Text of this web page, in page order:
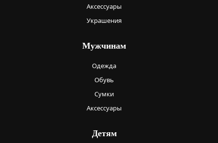
Аксессуары
Украшения
Мужчинам
Одежда
Обувь
Сумки
Аксессуары
Детям